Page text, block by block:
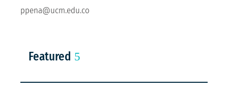
ppena@ucm.edu.co
Featured